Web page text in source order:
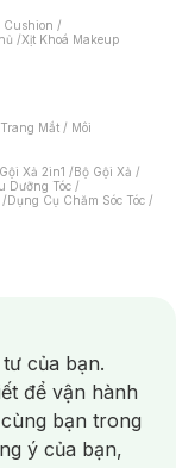
Cushion /
/Xịt Khoá Makeup
Mắt / Môi
Xả 2in1 /Bộ Gội Xả /
Dưỡng Tóc /
/Dụng Cụ Chăm Sóc Tóc /
/Nước Rửa Tay/
Điện/
Súc Miệng/
/Dưỡng Vùng Kín/
Râu /Dao Cạo Râu/
của bạn.
để vận hành
bạn trong
ý của bạn,